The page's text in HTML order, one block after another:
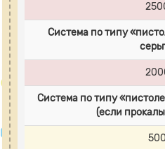
Система по типу
Система по типу
(если
500